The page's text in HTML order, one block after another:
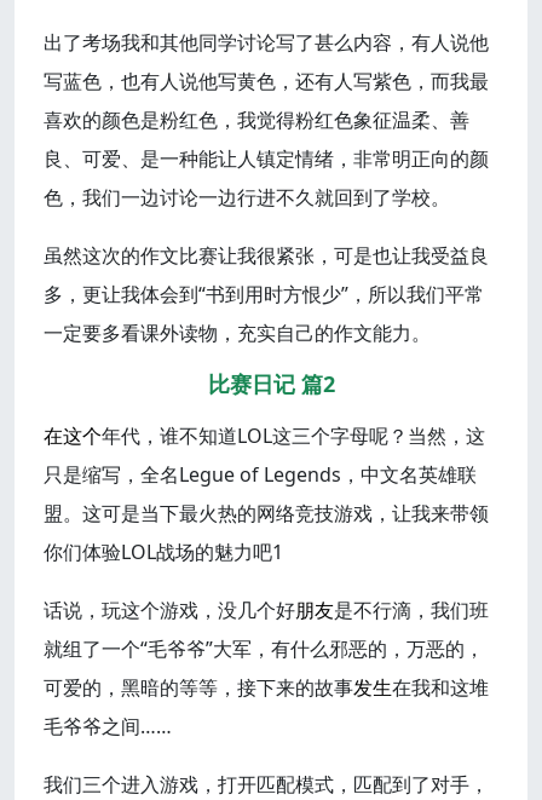
出了考场我和其他同学讨论写了甚么内容，有人说他
写蓝色，也有人说他写黄色，还有人写紫色，而我最
喜欢的颜色是粉红色，我觉得粉红色象征温柔、善
良、可爱、是一种能让人镇定情绪，非常明正向的颜
色，我们一边讨论一边行进不久就回到了学校。
虽然这次的作文比赛让我很紧张，可是也让我受益良
多，更让我体会到“书到用时方恨少”，所以我们平常
一定要多看课外读物，充实自己的作文能力。
比赛日记 篇2
在这个年代，谁不知道LOL这三个字母呢？当然，这
只是缩写，全名Legue of Legends，中文名英雄联
盟。这可是当下最火热的网络竞技游戏，让我来带领
你们体验LOL战场的魅力吧1
话说，玩这个游戏，没几个好朋友是不行滴，我们班
就组了一个“毛爷爷”大军，有什么邪恶的，万恶的，
可爱的，黑暗的等等，接下来的故事发生在我和这堆
毛爷爷之间……
我们三个进入游戏，打开匹配模式，匹配到了对手，